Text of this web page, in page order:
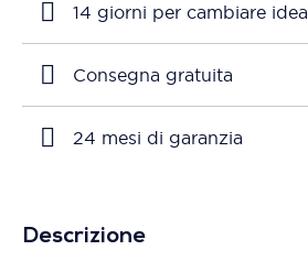
14 giorni per cambiare idea
Consegna gratuita
24 mesi di garanzia
Descrizione